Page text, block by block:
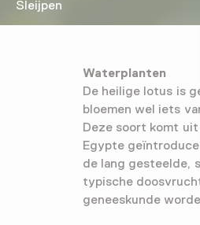
Sleijpen
Waterplanten
De heilige lotus is
bloemen wel iets
Deze soort komt uit
Egypte
de lang gesteelde,
typische
geneeskunde